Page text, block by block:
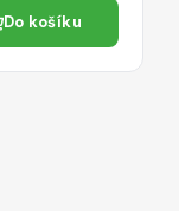
Do košíku